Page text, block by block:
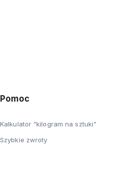
Pomoc
Kalkulator "kilogram na sztuki"
Szybkie zwroty